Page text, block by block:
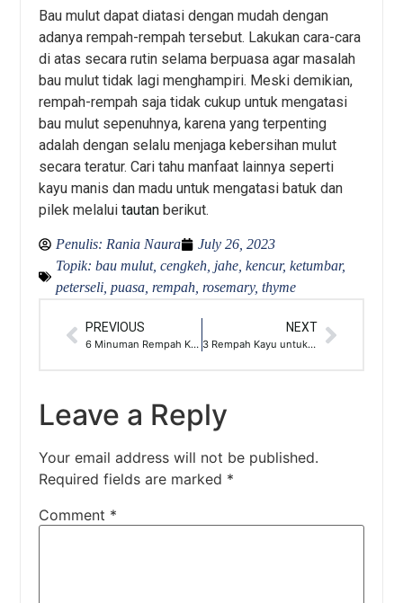
Bau mulut dapat diatasi dengan mudah dengan
adanya rempah-rempah tersebut. Lakukan cara-cara
di atas secara rutin selama berpuasa agar masalah
bau mulut tidak lagi menghampiri. Meski demikian,
rempah-rempah saja tidak cukup untuk mengatasi
bau mulut sepenuhnya, karena yang terpenting
adalah dengan selalu menjaga kebersihan mulut
secara teratur. Cari tahu manfaat lainnya seperti
kayu manis dan madu untuk mengatasi batuk dan
pilek melaluitautan berikut.
Penulis: Rania Naura
July 26, 2023
Topik: bau mulut,cengkeh jahe ,kencur,ketumbar,
peterseli ,puasa ,rempah ,rosemary,thyme
PREVIOUS
6 Minuman Rempah Khas Mesir
NEXT
3 Rempah Kayu untuk Aroma Masakan Indonesia
Leave a Reply
Your email address will not be published.
Required fields are marked *
Comment *